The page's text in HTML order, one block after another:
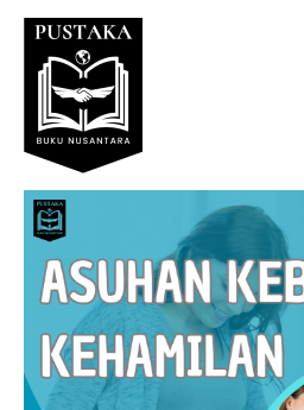
Lewati
konten
Kuantitas
ASUHAN
KEBIDANAN
KEHAMILAN